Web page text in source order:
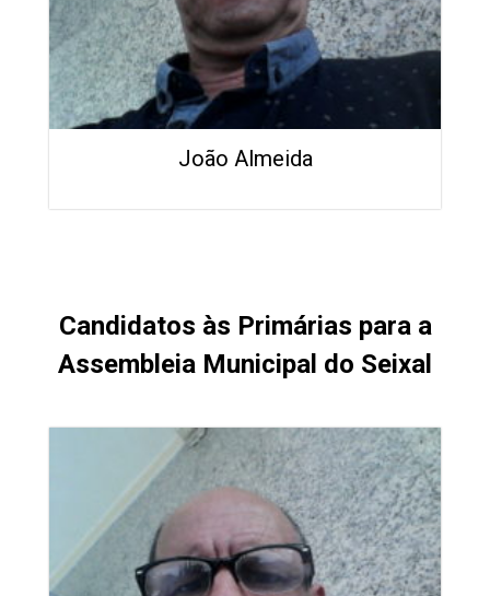
João Almeida
Candidatos às Primárias para a
Assembleia Municipal do Seixal